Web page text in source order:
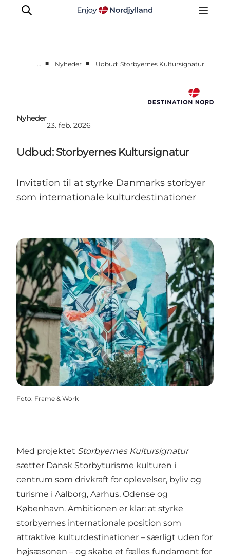
Presse
Partnerskab
Bæredygtighed
Om os
… ■ Nyheder ■ Udbud: Storbyernes Kultursignatur
Nyheder
23. feb. 2026
Udbud: Storbyernes Kultursignatur
Invitation til at styrke Danmarks storbyer
som internationale kulturdestinationer
Foto: Frame & Work
Med projektet Storbyernes Kultursignatur
sætter Dansk Storbyturisme kulturen i
centrum som drivkraft for oplevelser, byliv og
turisme i Aalborg, Aarhus, Odense og
København. Ambitionen er klar: at styrke
storbyernes internationale position som
attraktive kulturdestinationer – særligt uden for
højsæsonen – og skabe et fælles fundament for